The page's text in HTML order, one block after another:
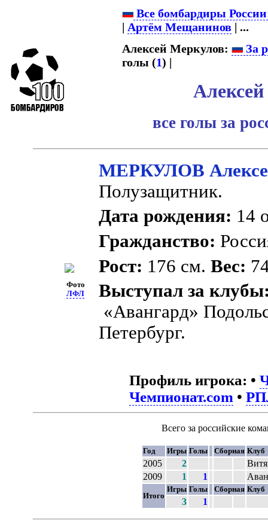
Все бомбардиры
| Артём Мещанинов| ...
Алексей Меркулов:
За
голы (1) |
все голы за
Фото
ЛФЛ
МЕРКУЛОВ
Полузащитник.
Дата рождения: 14
Гражданство:
Рост: 176 см.Вес:
Выступал за
«Авангард»
Петербург.
Профиль игрока: •
Чемпионат.com •
Всего за российские
Год Игры Голы Сборная Клуб
2005 2
2009
1 1
Итого
Игры Голы Сборная Клуб
3 1